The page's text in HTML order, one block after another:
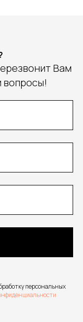
Вам
вопросы!
персональных